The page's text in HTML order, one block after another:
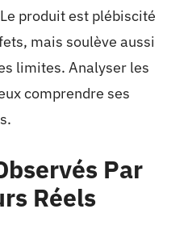
produit est plébiscité
mais soulève aussi
limites. Analyser les
comprendre ses
Par
Réels